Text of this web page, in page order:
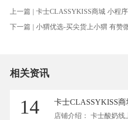
上一篇 | 卡士CLASSYKISS商城 小程
下一篇 | 小猬优选-买尖货上小猬 有赞
相关资讯
14
店铺介绍： 卡士酸奶线